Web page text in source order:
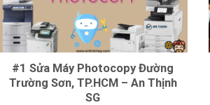
#1 Sửa Máy Photocopy Đường
Trường Sơn, TP.HCM – An Thịnh
SG